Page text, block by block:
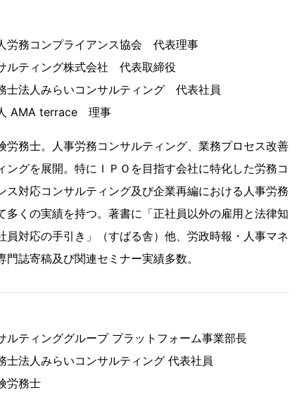
労務コンプライアンス協会 代表理事
ルティング株式会社 代表取締役
士法人みらいコンサルティング 代表社員
AMA terrace 理事
労務士。人事労務コンサルティング、業務プロセス改善
ングを展開。特にＩＰＯを目指す会社に特化した労務コ
ス対応コンサルティング及び企業再編における人事労務
多くの実績を持つ。著書に「正社員以外の雇用と法律知
員対応の手引き」（すばる舎）他、労政時報・人事マネ
門誌寄稿及び関連セミナー実績多数。
ルティンググループ プラットフォーム事業部長
士法人みらいコンサルティング 代表社員
労務士